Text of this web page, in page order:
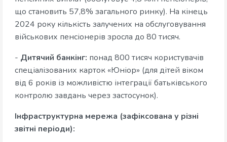
що становить 57,8% загального ринку). На кінець
2024 року кількість залучених на обслуговування
військових пенсіонерів зросла до 80 тисяч.
- Дитячий банкінг: понад 800 тисяч користувачів
спеціалізованих карток «Юніор» (для дітей віком
від 6 років із можливістю інтеграції батьківського
контролю завдань через застосунок).
Інфраструктурна мережа (зафіксована у різні
звітні періоди):